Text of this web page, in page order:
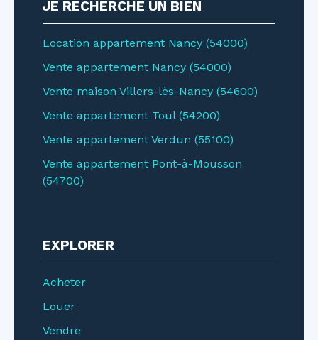
JE RECHERCHE UN BIEN
Location appartement Nancy (54000)
Vente appartement Nancy (54000)
Vente maison Villers-lès-Nancy (54600)
Vente appartement Toul (54200)
Vente appartement Verdun (55100)
Vente appartement Pont-à-Mousson
(54700)
EXPLORER
Acheter
Louer
Vendre